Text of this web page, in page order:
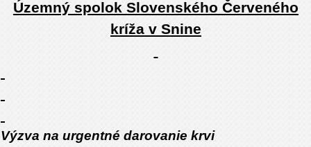
Územný spolok Slovenského Červeného
kríža v Snine
Výzva na urgentné darovanie krvi